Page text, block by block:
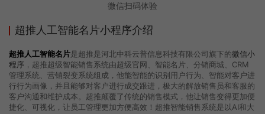
微信扫码体验
超推人工智能名片小程序介绍
超推人工智能名片是超推是河北中科云普信息科技有限公司旗下的微信小
程序 ，超推超级智能销售系统由超级官网、智能名片、分销商城、CRM
管理系统、营销裂变系统组成，他能智能的识别用户行为、智能对客户进
行行为画像，并且能够对客户进行成交跟进，极大的解放销售员和客服的
客户沟通和维护成本。超推颠覆了传统的销售模式，他让销售变得更加便
捷化、可视化，让员工管理更加方便高效！超推智能销售系统是以AI和大